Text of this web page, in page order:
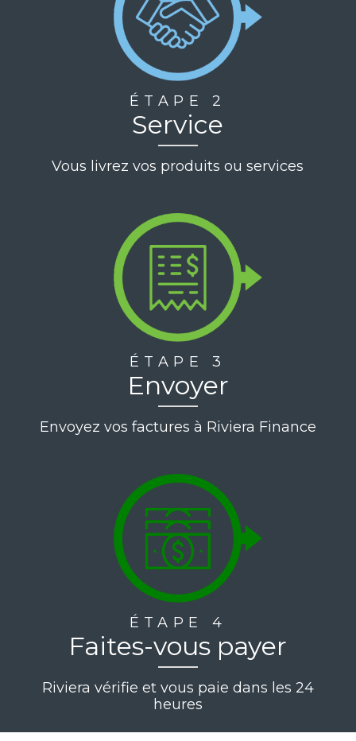
ÉTAPE 2
Service
Vous livrez vos produits ou services
ÉTAPE 3
Envoyer
Envoyez vos factures à Riviera Finance
ÉTAPE 4
Faites-vous payer
Riviera vérifie et vous paie dans les 24
heures